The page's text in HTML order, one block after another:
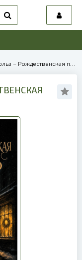
песнь в прозе | 39936